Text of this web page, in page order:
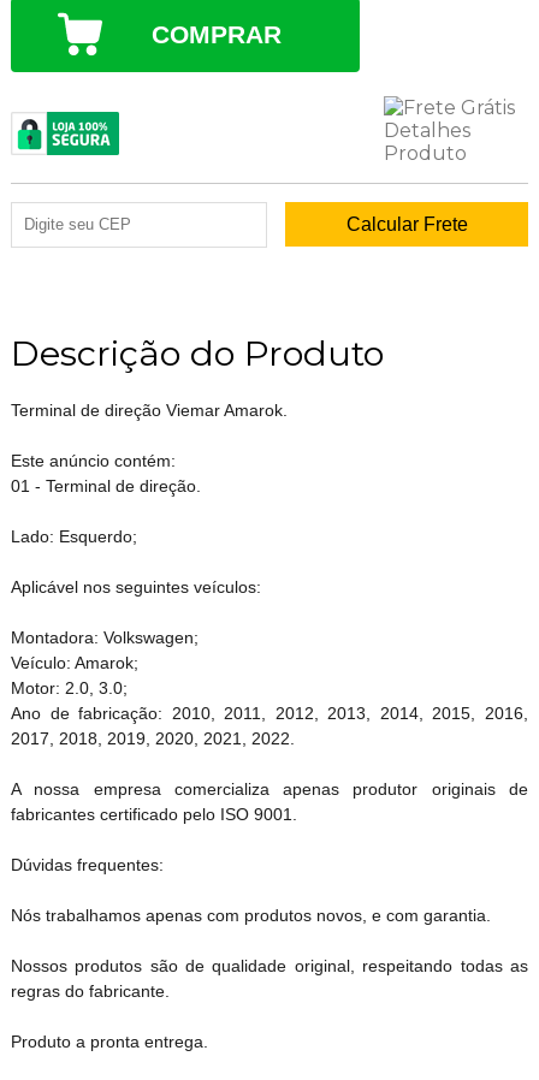
COMPRAR
Descrição do Produto
Terminal de direção Viemar Amarok.
Este anúncio contém:
01 - Terminal de direção.
Lado: Esquerdo;
Aplicável nos seguintes veículos:
Montadora: Volkswagen;
Veículo: Amarok;
Motor: 2.0, 3.0;
Ano de fabricação: 2010, 2011, 2012, 2013, 2014, 2015, 2016,
2017, 2018, 2019, 2020, 2021, 2022.
A nossa empresa comercializa apenas produtor originais de
fabricantes certificado pelo ISO 9001.
Dúvidas frequentes:
Nós trabalhamos apenas com produtos novos, e com garantia.
Nossos produtos são de qualidade original, respeitando todas as
regras do fabricante.
Produto a pronta entrega.